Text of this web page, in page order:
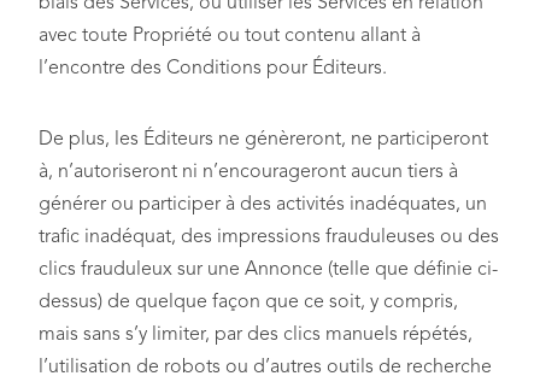
avec toute Propriété ou tout contenu allant à
l’encontre des Conditions pour Éditeurs.
De plus, les Éditeurs ne génèreront, ne participeront
à, n’autoriseront ni n’encourageront aucun tiers à
générer ou participer à des activités inadéquates, un
trafic inadéquat, des impressions frauduleuses ou des
clics frauduleux sur une Annonce (telle que définie ci-
dessus) de quelque façon que ce soit, y compris,
mais sans s’y limiter, par des clics manuels répétés,
l’utilisation de robots ou d’autres outils de recherche